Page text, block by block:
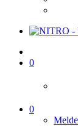
0
0